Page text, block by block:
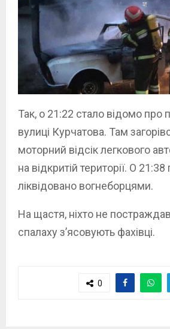
Так, о 21:22 стало відомо про
вулиці Курчатова. Там
моторний відсік легкового
на відкритій території. О
ліквідовано вогнеборцями.
На щастя, ніхто не
спалаху з’ясовують фахівці.
0